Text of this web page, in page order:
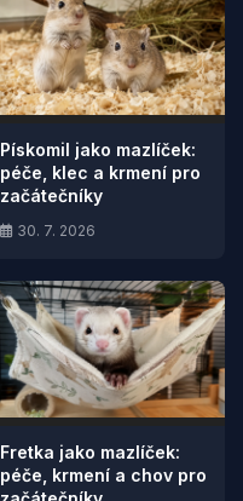
Pískomil jako mazlíček:
péče, klec a krmení pro
začátečníky
30. 7. 2026
Fretka jako mazlíček:
péče, krmení a chov pro